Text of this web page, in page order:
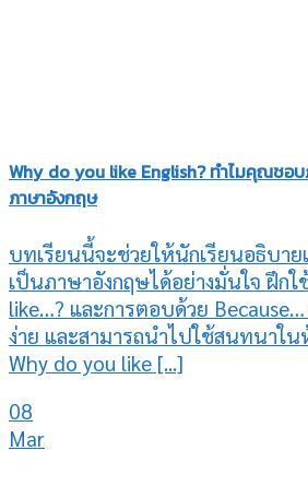
Why do you like English? ทำไมคุณชอ
ภาษาอังกฤษ
บทเรียนนี้จะช่วยให้นักเรียนอธิบา
เป็นภาษาอังกฤษได้อย่างมั่นใจ ฝึกใ
like…? และการตอบด้วย
ง่าย และสามารถนำไปใช้สนทนาใน
Why do you like [...]
08
Mar